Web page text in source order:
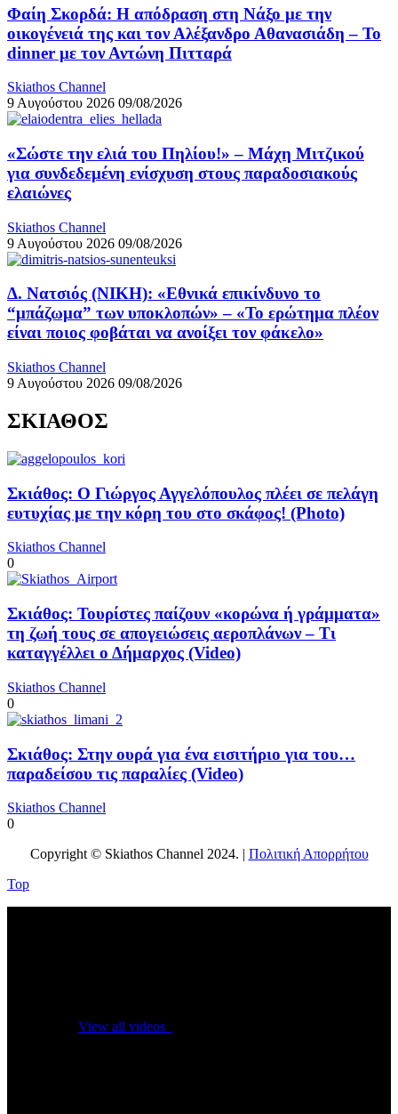
Φαίη Σκορδά: Η απόδραση στη Νάξο με την
οικογένειά της και τον Αλέξανδρο Αθανασιάδη – Το
dinner με τον Αντώνη Πιτταρά
Skiathos Channel
9 Αυγούστου 2026 09/08/2026
«Σώστε την ελιά του Πηλίου!» – Μάχη Μιτζικού
για συνδεδεμένη ενίσχυση στους παραδοσιακούς
ελαιώνες
Skiathos Channel
9 Αυγούστου 2026 09/08/2026
Δ. Νατσιός (ΝΙΚΗ): «Εθνικά επικίνδυνο το
“μπάζωμα” των υποκλοπών» – «Το ερώτημα πλέον
είναι ποιος φοβάται να ανοίξει τον φάκελο»
Skiathos Channel
9 Αυγούστου 2026 09/08/2026
ΣΚΙΑΘΟΣ
Σκιάθος: Ο Γιώργος Αγγελόπουλος πλέει σε πελάγη
ευτυχίας με την κόρη του στο σκάφος! (Photo)
Skiathos Channel
0
Σκιάθος: Τουρίστες παίζουν «κορώνα ή γράμματα»
τη ζωή τους σε απογειώσεις αεροπλάνων – Τι
καταγγέλλει ο Δήμαρχος (Video)
Skiathos Channel
0
Σκιάθος: Στην ουρά για ένα εισιτήριο για του…
παραδείσου τις παραλίες (Video)
Skiathos Channel
0
Copyright © Skiathos Channel 2024. | Πολιτική Απορρήτου
Top
View all videos